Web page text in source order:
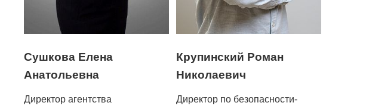
Сушкова Елена
Анатольевна
Директор агентства
Крупинский Роман
Николаевич
Директор по безопасности-